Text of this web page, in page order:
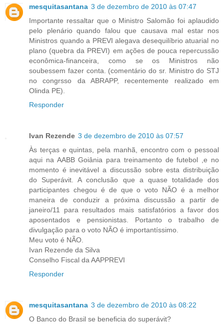
mesquitasantana 3 de dezembro de 2010 às 07:47
Importante ressaltar que o Ministro Salomão foi aplaudido
pelo plenário quando falou que causava mal estar nos
Ministros quando a PREVI alegava desequilíbrio atuarial no
plano (quebra da PREVI) em ações de pouca repercussão
econômica-financeira, como se os Ministros não
soubessem fazer conta. (comentário do sr. Ministro do STJ
no congrsso da ABRAPP, recentemente realizado em
Olinda PE).
Responder
Ivan Rezende 3 de dezembro de 2010 às 07:57
Às terças e quintas, pela manhã, encontro com o pessoal
aqui na AABB Goiânia para treinamento de futebol ,e no
momento é inevitável a discussão sobre esta distribuição
do Superávit. A conclusão que a quase totalidade dos
participantes chegou é de que o voto NÃO é a melhor
maneira de conduzir a próxima discussão a partir de
janeiro/11 para resultados mais satisfatórios a favor dos
aposentados e pensionistas. Portanto o trabalho de
divulgação para o voto NÃO é importantíssimo.
Meu voto é NÃO.
Ivan Rezende da Silva
Conselho Fiscal da AAPPREVI
Responder
mesquitasantana 3 de dezembro de 2010 às 08:22
O Banco do Brasil se beneficia do superávit?